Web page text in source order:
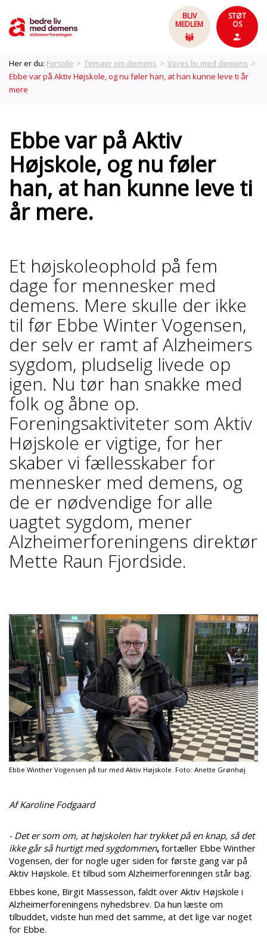
BLIV
MEDLEM
STØT
OS
Her er du: Forside > Temaer om demens > Vores liv med demens >
Ebbe var på Aktiv Højskole, og nu føler han, at han kunne leve ti år
mere
Ebbe var på Aktiv
Højskole, og nu føler
han, at han kunne leve ti
år mere.
Et højskoleophold på fem
dage for mennesker med
demens. Mere skulle der ikke
til før Ebbe Winter Vogensen,
der selv er ramt af Alzheimers
sygdom, pludselig livede op
igen. Nu tør han snakke med
folk og åbne op.
Foreningsaktiviteter som Aktiv
Højskole er vigtige, for her
skaber vi fællesskaber for
mennesker med demens, og
de er nødvendige for alle
uagtet sygdom, mener
Alzheimerforeningens direktør
Mette Raun Fjordside.
Ebbe Winther Vogensen på tur med Aktiv Højskole. Foto: Anette Grønhøj
Af Karoline Fodgaard
- Det er som om, at højskolen har trykket på en knap, så det
ikke går så hurtigt med sygdommen, fortæller Ebbe Winther
Vogensen, der for nogle uger siden for første gang var på
Aktiv Højskole. Et tilbud som Alzheimerforeningen står bag.
Ebbes kone, Birgit Massesson, faldt over Aktiv Højskole i
Alzheimerforeningens nyhedsbrev. Da hun læste om
tilbuddet, vidste hun med det samme, at det lige var noget
for Ebbe.